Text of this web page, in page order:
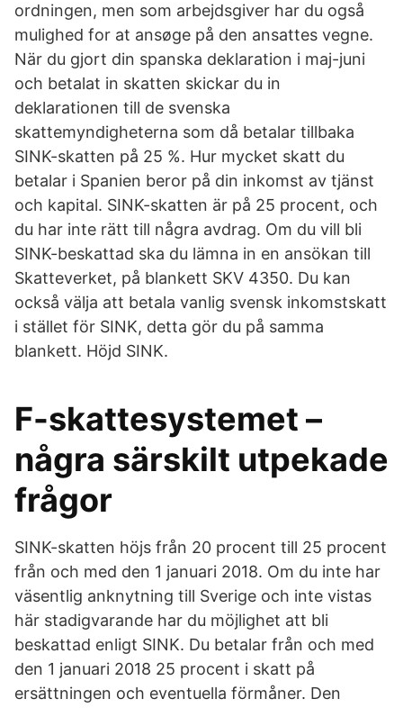
ordningen, men som arbejdsgiver har du også
mulighed for at ansøge på den ansattes vegne.
När du gjort din spanska deklaration i maj-juni
och betalat in skatten skickar du in
deklarationen till de svenska
skattemyndigheterna som då betalar tillbaka
SINK-skatten på 25 %. Hur mycket skatt du
betalar i Spanien beror på din inkomst av tjänst
och kapital. SINK-skatten är på 25 procent, och
du har inte rätt till några avdrag. Om du vill bli
SINK-beskattad ska du lämna in en ansökan till
Skatteverket, på blankett SKV 4350. Du kan
också välja att betala vanlig svensk inkomstskatt
i stället för SINK, detta gör du på samma
blankett. Höjd SINK.
F-skattesystemet –
några särskilt utpekade
frågor
SINK-skatten höjs från 20 procent till 25 procent
från och med den 1 januari 2018. Om du inte har
väsentlig anknytning till Sverige och inte vistas
här stadigvarande har du möjlighet att bli
beskattad enligt SINK. Du betalar från och med
den 1 januari 2018 25 procent i skatt på
ersättningen och eventuella förmåner. Den